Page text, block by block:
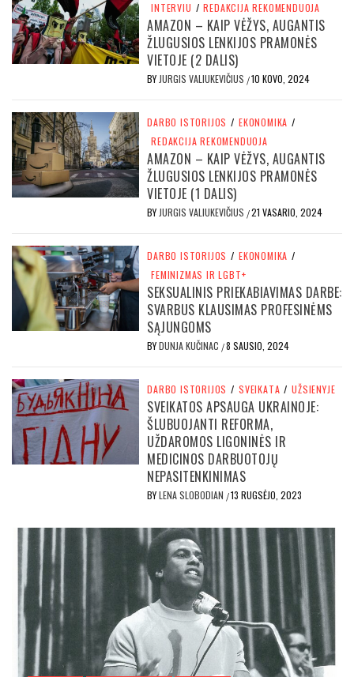
INTERVIU / REDAKCIJA REKOMENDUOJA
AMAZON – KAIP VĖŽYS, AUGANTIS
ŽLUGUSIOS LENKIJOS PRAMONĖS
VIETOJE (2 DALIS)
BY JURGIS VALIUKEVIČIUS /10 KOVO, 2024
DARBO ISTORIJOS / EKONOMIKA /
REDAKCIJA REKOMENDUOJA
AMAZON – KAIP VĖŽYS, AUGANTIS
ŽLUGUSIOS LENKIJOS PRAMONĖS
VIETOJE (1 DALIS)
BY JURGIS VALIUKEVIČIUS /21 VASARIO, 2024
DARBO ISTORIJOS / EKONOMIKA /
FEMINIZMAS IR LGBT+
SEKSUALINIS PRIEKABIAVIMAS DARBE:
SVARBUS KLAUSIMAS PROFESINĖMS
SĄJUNGOMS
BYDUNJA KUČINAC /8 SAUSIO, 2024
DARBO ISTORIJOS / SVEIKATA / UŽSIENYJE
SVEIKATOS APSAUGA UKRAINOJE:
ŠLUBUOJANTI REFORMA,
UŽDAROMOS LIGONINĖS IR
MEDICINOS DARBUOTOJŲ
NEPASITENKINIMAS
BYLENA SLOBODIAN /13 RUGSĖJO, 2023